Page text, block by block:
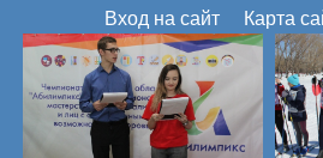
Вход на сайт Карта